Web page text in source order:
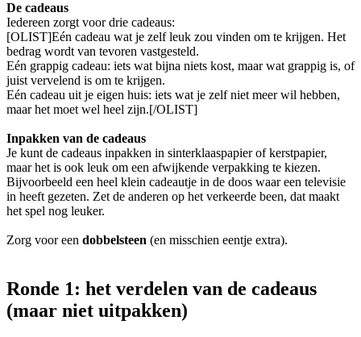
De cadeaus
Iedereen zorgt voor drie cadeaus:
[OLIST]Eén cadeau wat je zelf leuk zou vinden om te krijgen. Het
bedrag wordt van tevoren vastgesteld.
Eén grappig cadeau: iets wat bijna niets kost, maar wat grappig is, of
juist vervelend is om te krijgen.
Eén cadeau uit je eigen huis: iets wat je zelf niet meer wil hebben,
maar het moet wel heel zijn.[/OLIST]
Inpakken van de cadeaus
Je kunt de cadeaus inpakken in sinterklaaspapier of kerstpapier,
maar het is ook leuk om een afwijkende verpakking te kiezen.
Bijvoorbeeld een heel klein cadeautje in de doos waar een televisie
in heeft gezeten. Zet de anderen op het verkeerde been, dat maakt
het spel nog leuker.
Zorg voor een dobbelsteen (en misschien eentje extra).
Ronde 1: het verdelen van de cadeaus
(maar niet uitpakken)